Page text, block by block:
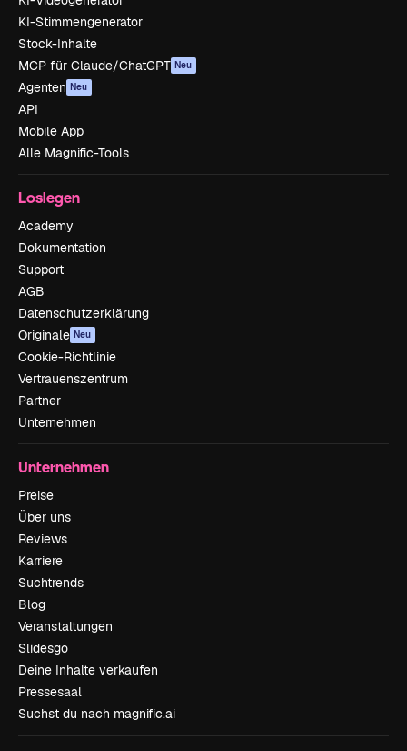
KI-Stimmengenerator
Stock-Inhalte
MCP für Claude/ChatGPT Neu
Agenten Neu
API
Mobile App
Alle Magnific-Tools
Loslegen
Academy
Dokumentation
Support
AGB
Datenschutzerklärung
Originale Neu
Cookie-Richtlinie
Vertrauenszentrum
Partner
Unternehmen
Unternehmen
Preise
Über uns
Reviews
Karriere
Suchtrends
Blog
Veranstaltungen
Slidesgo
Deine Inhalte verkaufen
Pressesaal
Suchst du nach magnific.ai